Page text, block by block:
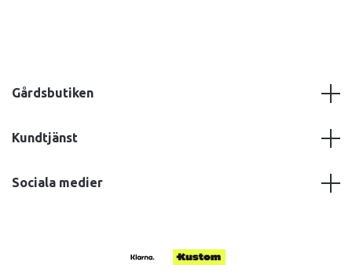
Gårdsbutiken
Kundtjänst
Sociala medier